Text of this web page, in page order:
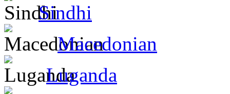
Sindhi
Macedonian
Luganda